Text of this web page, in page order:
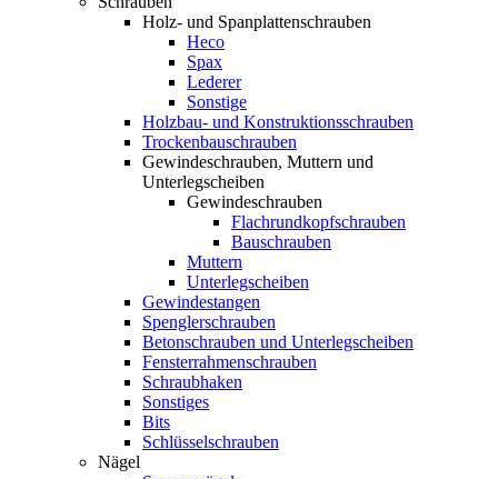
Holz- und Spanplattenschrauben
Heco
Spax
Lederer
Sonstige
Holzbau- und Konstruktionsschrauben
Trockenbauschrauben
Gewindeschrauben, Muttern und
Unterlegscheiben
Gewindeschrauben
Flachrundkopfschrauben
Bauschrauben
Muttern
Unterlegscheiben
Gewindestangen
Spenglerschrauben
Betonschrauben und Unterlegscheiben
Fensterrahmenschrauben
Schraubhaken
Sonstiges
Bits
Schlüsselschrauben
Nägel